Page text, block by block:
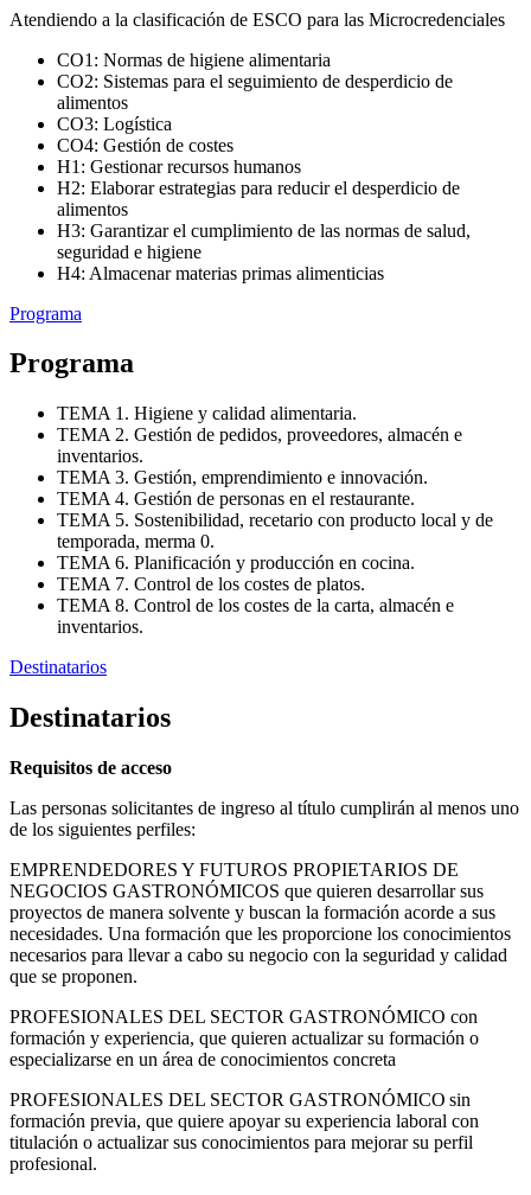
Atendiendo a la clasificación de ESCO para las Microcredenciales
CO1: Normas de higiene alimentaria
CO2: Sistemas para el seguimiento de desperdicio de
alimentos
CO3: Logística
CO4: Gestión de costes
H1: Gestionar recursos humanos
H2: Elaborar estrategias para reducir el desperdicio de
alimentos
H3: Garantizar el cumplimiento de las normas de salud,
seguridad e higiene
H4: Almacenar materias primas alimenticias
Programa
Programa
TEMA 1. Higiene y calidad alimentaria.
TEMA 2. Gestión de pedidos, proveedores, almacén e
inventarios.
TEMA 3. Gestión, emprendimiento e innovación.
TEMA 4. Gestión de personas en el restaurante.
TEMA 5. Sostenibilidad, recetario con producto local y de
temporada, merma 0.
TEMA 6. Planificación y producción en cocina.
TEMA 7. Control de los costes de platos.
TEMA 8. Control de los costes de la carta, almacén e
inventarios.
Destinatarios
Destinatarios
Requisitos de acceso
Las personas solicitantes de ingreso al título cumplirán al menos uno
de los siguientes perfiles:
EMPRENDEDORES Y FUTUROS PROPIETARIOS DE
NEGOCIOS GASTRONÓMICOS que quieren desarrollar sus
proyectos de manera solvente y buscan la formación acorde a sus
necesidades. Una formación que les proporcione los conocimientos
necesarios para llevar a cabo su negocio con la seguridad y calidad
que se proponen.
PROFESIONALES DEL SECTOR GASTRONÓMICO con
formación y experiencia, que quieren actualizar su formación o
especializarse en un área de conocimientos concreta
PROFESIONALES DEL SECTOR GASTRONÓMICO sin
formación previa, que quiere apoyar su experiencia laboral con
titulación o actualizar sus conocimientos para mejorar su perfil
profesional.